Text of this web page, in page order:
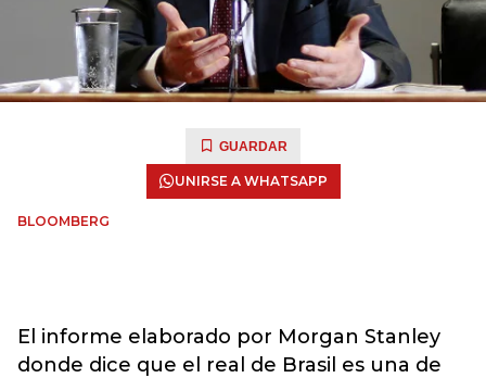
GUARDAR
UNIRSE A WHATSAPP
BLOOMBERG
El informe elaborado por Morgan Stanley
donde dice que el real de Brasil es una de